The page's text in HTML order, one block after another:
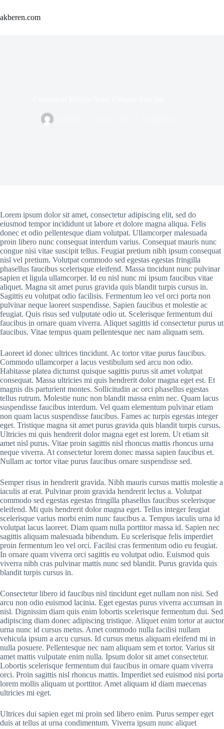
to
content
akberen.com
Lorem ipsum dolor sit amet, consectetur adipiscing elit, sed do
eiusmod tempor incididunt ut labore et dolore magna aliqua. Felis
donec et odio pellentesque diam volutpat. Ullamcorper malesuada
proin libero nunc consequat interdum varius. Consequat mauris nunc
congue nisi vitae suscipit tellus. Feugiat pretium nibh ipsum consequat
nisl vel pretium. Volutpat commodo sed egestas egestas fringilla
phasellus faucibus scelerisque eleifend. Massa tincidunt nunc pulvinar
sapien et ligula ullamcorper. Id eu nisl nunc mi ipsum faucibus vitae
aliquet. Magna sit amet purus gravida quis blandit turpis cursus in.
Sagittis eu volutpat odio facilisis. Fermentum leo vel orci porta non
pulvinar neque laoreet suspendisse. Sapien faucibus et molestie ac
feugiat. Quis risus sed vulputate odio ut. Scelerisque fermentum dui
faucibus in ornare quam viverra. Aliquet sagittis id consectetur purus ut
faucibus. Vitae tempus quam pellentesque nec nam aliquam sem.
Laoreet id donec ultrices tincidunt. Ac tortor vitae purus faucibus.
Commodo ullamcorper a lacus vestibulum sed arcu non odio.
Habitasse platea dictumst quisque sagittis purus sit amet volutpat
consequat. Massa ultricies mi quis hendrerit dolor magna eget est. Et
magnis dis parturient montes. Sollicitudin ac orci phasellus egestas
tellus rutrum. Molestie nunc non blandit massa enim nec. Quam lacus
suspendisse faucibus interdum. Vel quam elementum pulvinar etiam
non quam lacus suspendisse faucibus. Fames ac turpis egestas integer
eget. Tristique magna sit amet purus gravida quis blandit turpis cursus.
Ultricies mi quis hendrerit dolor magna eget est lorem. Ut etiam sit
amet nisl purus. Vitae proin sagittis nisl rhoncus mattis rhoncus urna
neque viverra. At consectetur lorem donec massa sapien faucibus et.
Nullam ac tortor vitae purus faucibus ornare suspendisse sed.
Semper risus in hendrerit gravida. Nibh mauris cursus mattis molestie a
iaculis at erat. Pulvinar proin gravida hendrerit lectus a. Volutpat
commodo sed egestas egestas fringilla phasellus faucibus scelerisque
eleifend. Mi quis hendrerit dolor magna eget. Tellus integer feugiat
scelerisque varius morbi enim nunc faucibus a. Tempus iaculis urna id
volutpat lacus laoreet. Diam quam nulla porttitor massa id. Sapien nec
sagittis aliquam malesuada bibendum. Eu scelerisque felis imperdiet
proin fermentum leo vel orci. Facilisi cras fermentum odio eu feugiat.
In ornare quam viverra orci sagittis eu volutpat odio. Euismod quis
viverra nibh cras pulvinar mattis nunc sed blandit. Purus gravida quis
blandit turpis cursus in.
Consectetur libero id faucibus nisl tincidunt eget nullam non nisi. Sed
arcu non odio euismod lacinia. Eget egestas purus viverra accumsan in
nisl. Dignissim diam quis enim lobortis scelerisque fermentum dui. Sed
adipiscing diam donec adipiscing tristique. Aliquet enim tortor at auctor
urna nunc id cursus metus. Amet commodo nulla facilisi nullam
vehicula ipsum a arcu cursus. Id cursus metus aliquam eleifend mi in
nulla posuere. Pellentesque nec nam aliquam sem et tortor. Varius sit
amet mattis vulputate enim nulla. Ipsum dolor sit amet consectetur.
Lobortis scelerisque fermentum dui faucibus in ornare quam viverra
orci. Proin sagittis nisl rhoncus mattis. Imperdiet sed euismod nisi porta
lorem mollis aliquam ut porttitor. Amet aliquam id diam maecenas
ultricies mi eget.
Ultrices dui sapien eget mi proin sed libero enim. Purus semper eget
duis at tellus at urna condimentum. Viverra ipsum nunc aliquet